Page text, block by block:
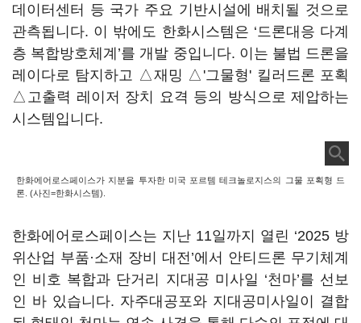
데이터센터 등 국가 주요 기반시설에 배치될 것으로
관측됩니다. 이 밖에도 한화시스템은 ‘드론대응 다계
층 복합방호체계’를 개발 중입니다. 이는 불법 드론을
레이다로 탐지하고 △재밍 △'그물형' 킬러드론 포획
△고출력 레이저 장치 요격 등의 방식으로 제압하는
시스템입니다.
한화에어로스페이스가 지분을 투자한 미국 포르템 테크놀로지스의 그물 포획형 드
론. (사진=한화시스템).
한화에어로스페이스는 지난 11일까지 열린 ‘2025 방
위산업 부품·소재 장비 대전’에서 안티드론 무기체계
인 비호 복합과 단거리 지대공 미사일 ‘천마’를 선보
인 바 있습니다. 자주대공포와 지대공미사일이 결합